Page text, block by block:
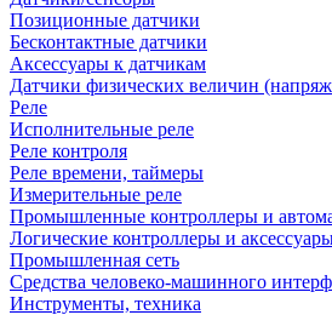
Позиционные датчики
Бесконтактные датчики
Аксессуары к датчикам
Датчики физических величин
Реле
Исполнительные реле
Реле контроля
Реле времени, таймеры
Измерительные реле
Промышленные контроллеры и
Логические контроллеры и
Промышленная сеть
Средства человеко-машинного
Инструменты, техника